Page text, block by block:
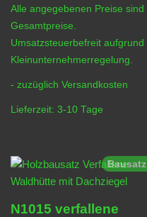
Alle angegebenen Preise sind
Gesamtpreise.
Umsatzsteuerbefreit aufgrund
Kleinunternehmerregelung.
- zuzüglich Versandkosten
Lieferzeit: 3-10 Tage
Bausatz
N1015 verfallene